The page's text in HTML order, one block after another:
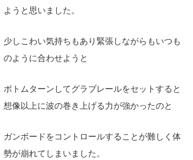
ようと思いました。
少しこわい気持ちもあり緊張しながらもいつも
のように合わせようと
ボトムターンしてグラブレールをセットすると
想像以上に波の巻き上げる力が強かったのと
ガンボードをコントロールすることが難しく体
勢が崩れてしまいました。